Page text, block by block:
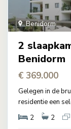
Benidorm
2
Benidorm
€ 369.000
Gelegen in de
residentie een
2
2